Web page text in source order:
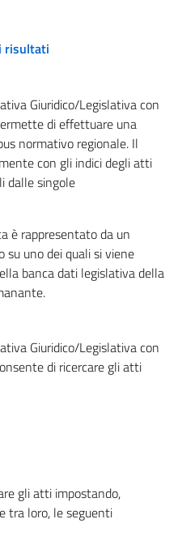
risultati
Giuridico/Legislativa con
di effettuare una
normativo regionale. Il
con gli indici degli atti
dalle singole
è rappresentato da un
su uno dei quali si viene
banca dati legislativa della
Giuridico/Legislativa con
di ricercare gli atti
gli atti impostando,
tra loro, le seguenti